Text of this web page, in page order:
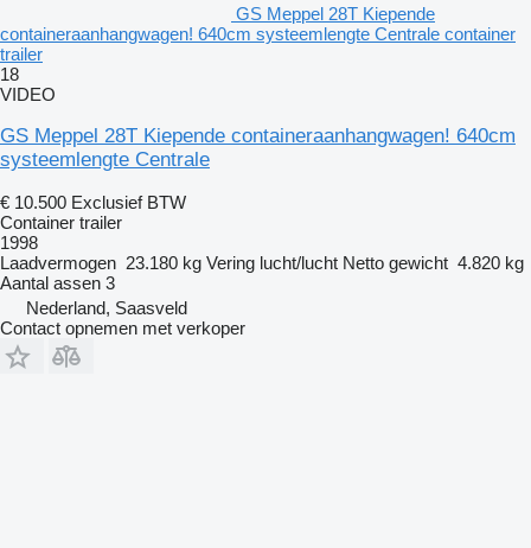
GS Meppel 28T Kiepende
containeraanhangwagen! 640cm systeemlengte Centrale container
trailer
18
VIDEO
GS Meppel 28T Kiepende containeraanhangwagen! 640cm
systeemlengte Centrale
€ 10.500 Exclusief BTW
Container trailer
1998
Laadvermogen 23.180 kg Vering lucht/lucht Netto gewicht 4.820 kg
Aantal assen 3
Nederland, Saasveld
Contact opnemen met verkoper